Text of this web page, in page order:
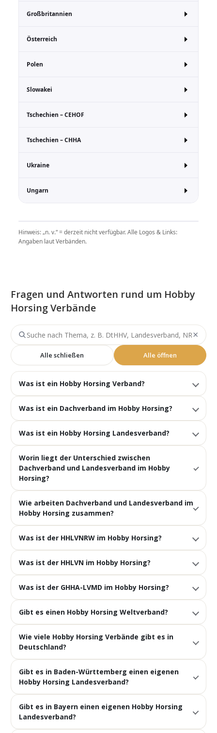
Großbritannien
Österreich
Polen
Slowakei
Tschechien – CEHOF
Tschechien – CHHA
Ukraine
Ungarn
Hinweis: „n. v.“ = derzeit nicht verfügbar. Alle Logos & Links:
Angaben laut Verbänden.
Fragen und Antworten rund um Hobby
Horsing Verbände
Suche nach Hobby Horsing Verbände Fragen ×
Alle schließen Alle öffnen
Was ist ein Hobby Horsing Verband?
Was ist ein Dachverband im Hobby Horsing?
Was ist ein Hobby Horsing Landesverband?
Worin liegt der Unterschied zwischen
Dachverband und Landesverband im Hobby
Horsing?
Wie arbeiten Dachverband und Landesverband im
Hobby Horsing zusammen?
Was ist der HHLVNRW im Hobby Horsing?
Was ist der HHLVN im Hobby Horsing?
Was ist der GHHA-LVMD im Hobby Horsing?
Gibt es einen Hobby Horsing Weltverband?
Wie viele Hobby Horsing Verbände gibt es in
Deutschland?
Gibt es in Baden-Württemberg einen eigenen
Hobby Horsing Landesverband?
Gibt es in Bayern einen eigenen Hobby Horsing
Landesverband?